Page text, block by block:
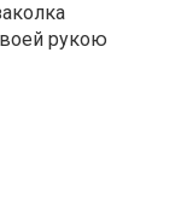
рукою